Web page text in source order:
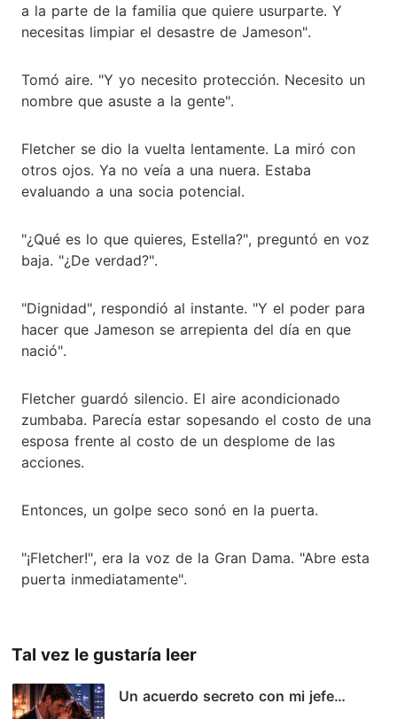
a la parte de la familia que quiere usurparte. Y
necesitas limpiar el desastre de Jameson".
Tomó aire. "Y yo necesito protección. Necesito un
nombre que asuste a la gente".
Fletcher se dio la vuelta lentamente. La miró con
otros ojos. Ya no veía a una nuera. Estaba
evaluando a una socia potencial.
"¿Qué es lo que quieres, Estella?", preguntó en voz
baja. "¿De verdad?".
"Dignidad", respondió al instante. "Y el poder para
hacer que Jameson se arrepienta del día en que
nació".
Fletcher guardó silencio. El aire acondicionado
zumbaba. Parecía estar sopesando el costo de una
esposa frente al costo de un desplome de las
acciones.
Entonces, un golpe seco sonó en la puerta.
"¡Fletcher!", era la voz de la Gran Dama. "Abre esta
puerta inmediatamente".
Tal vez le gustaría leer
Un acuerdo secreto con mi jefe